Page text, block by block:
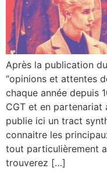
Après la publication
“opinions et attentes
chaque année depuis
CGT et en partenariat
publie ici un tract
connaitre les
tout particulièrement
trouverez […]